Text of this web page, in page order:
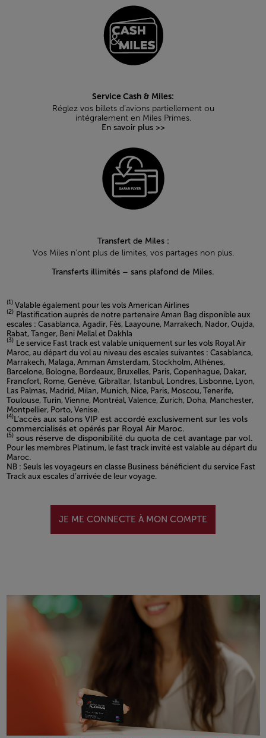
Service Cash & Miles:
Réglez vos billets d’avions partiellement ou
intégralement en Miles Primes.
En savoir plus >>
Transfert de Miles :
Vos Miles n’ont plus de limites, vos partages non plus.
Transferts illimités – sans plafond de Miles.
(1)Valable également pour les vols American Airlines
(2) Plastification auprès de notre partenaire Aman Bag disponible aux
escales : Casablanca, Agadir, Fès, Laayoune, Marrakech, Nador, Oujda,
Rabat, Tanger, Beni Mellal et Dakhla
(3) Le service Fast track est valable uniquement sur les vols Royal Air
Maroc, au départ du vol au niveau des escales suivantes : Casablanca,
Marrakech, Malaga, Amman Amsterdam, Stockholm, Athènes,
Barcelone, Bologne, Bordeaux, Bruxelles, Paris, Copenhague, Dakar,
Francfort, Rome, Genève, Gibraltar, Istanbul, Londres, Lisbonne, Lyon,
Las Palmas, Madrid, Milan, Munich, Nice, Paris, Moscou, Tenerife,
Toulouse, Turin, Vienne, Montréal, Valence, Zurich, Doha, Manchester,
Montpellier, Porto, Venise.
(4)L’accès aux salons VIP est accordé exclusivement sur les vols
commercialisés et opérés par Royal Air Maroc.
(5)sous réserve de disponibilité du quota de cet avantage par vol.
Pour les membres Platinum, le fast track invité est valable au départ du
Maroc.
NB : Seuls les voyageurs en classe Business bénéficient du service Fast
Track aux escales d’arrivée de leur voyage.
JE ME CONNECTE À MON COMPTE